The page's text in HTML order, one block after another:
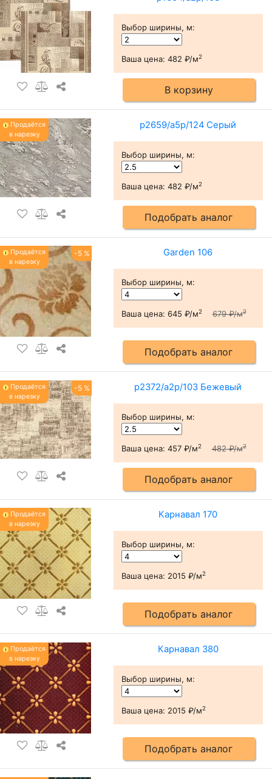
Выбор ширины, м:
Ваша цена: 482 ₽/м2
В корзину
Продаётся
в нарезку
p2659/a5p/124 Серый
Выбор ширины, м:
Ваша цена: 482 ₽/м2
Подобрать аналог
-5 %
Продаётся
в нарезку
Garden 106
Выбор ширины, м:
Ваша цена: 645 ₽/м2 679 ₽/м2
Подобрать аналог
-5 %
Продаётся
в нарезку
p2372/a2p/103 Бежевый
Выбор ширины, м:
Ваша цена: 457 ₽/м2 482 ₽/м2
Подобрать аналог
Продаётся
в нарезку
Карнавал 170
Выбор ширины, м:
Ваша цена: 2015 ₽/м2
Подобрать аналог
Продаётся
в нарезку
Карнавал 380
Выбор ширины, м:
Ваша цена: 2015 ₽/м2
Подобрать аналог